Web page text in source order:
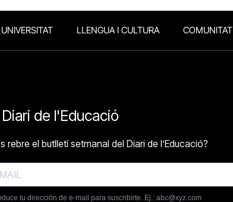
UNIVERSITAT LLENGUA I CULTURA COMUNITAT